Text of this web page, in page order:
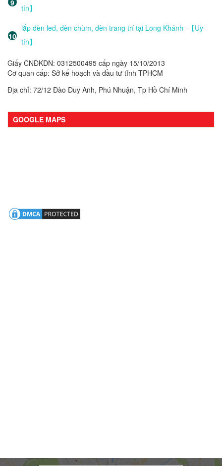
tín】
lắp đèn led, đèn chùm, đèn trang trí tại Long Khánh -【Uy
tín】
Giấy CNĐKDN: 0312500495 cấp ngày 15/10/2013
Cơ quan cấp: Sở kế hoạch và đầu tư tỉnh TPHCM
Địa chỉ: 72/12 Đào Duy Anh, Phú Nhuận, Tp Hồ Chí Minh
GOOGLE MAPS